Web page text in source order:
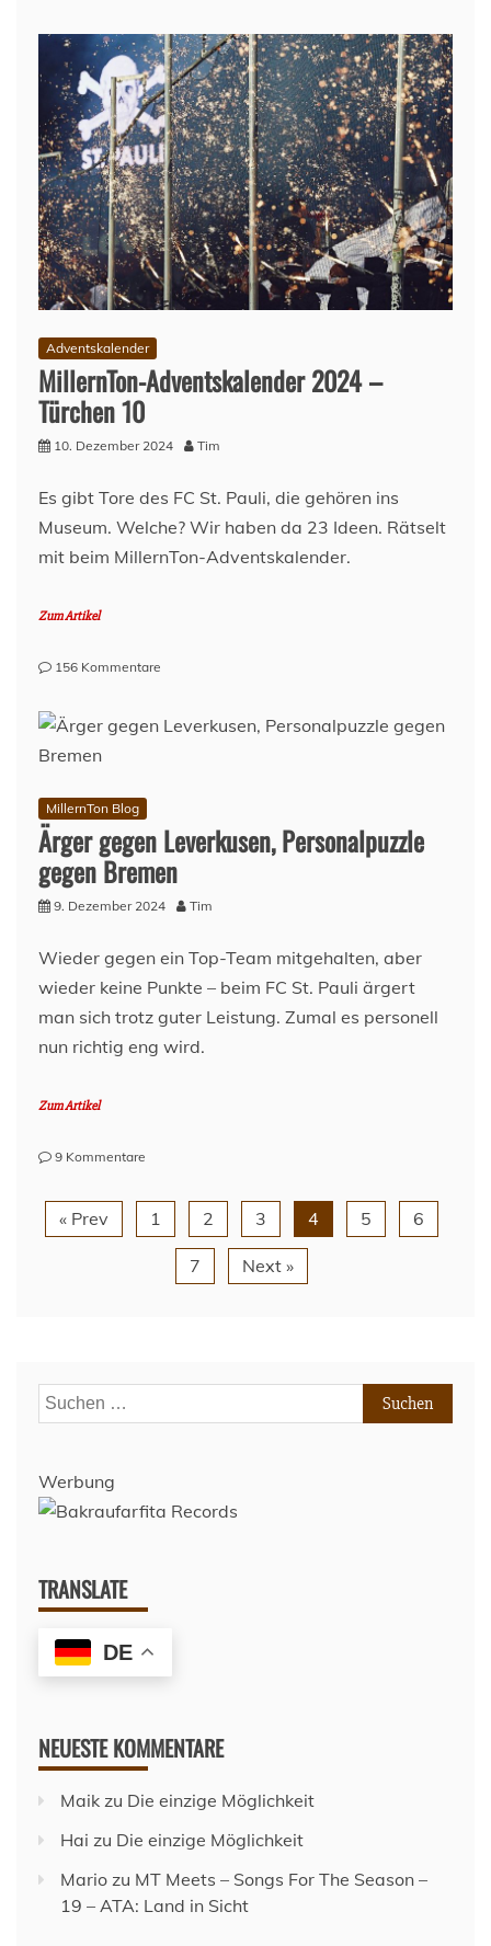
Adventskalender
MillernTon-Adventskalender 2024 –
Türchen 10
10. Dezember 2024 Tim
Es gibt Tore des FC St. Pauli, die gehören ins
Museum. Welche? Wir haben da 23 Ideen. Rätselt
mit beim MillernTon-Adventskalender.
Zum Artikel
156 Kommentare
2024
MillernTon Blog
Ärger gegen Leverkusen, Personalpuzzle
gegen Bremen
9. Dezember 2024 Tim
Wieder gegen ein Top-Team mitgehalten, aber
wieder keine Punkte – beim FC St. Pauli ärgert
man sich trotz guter Leistung. Zumal es personell
nun richtig eng wird.
Zum Artikel
9 Kommentare
gegen
Leverkusen,
Personalpuzzle
Bremen
« Prev 1 2 3 4 5 6
7 Next »
Suchen
nach:
Werbung
TRANSLATE
DE
NEUESTE KOMMENTARE
Maik zu Die einzige Möglichkeit
Hai zu Die einzige Möglichkeit
Mario zu MT Meets – Songs For The Season –
19 – ATA: Land in Sicht